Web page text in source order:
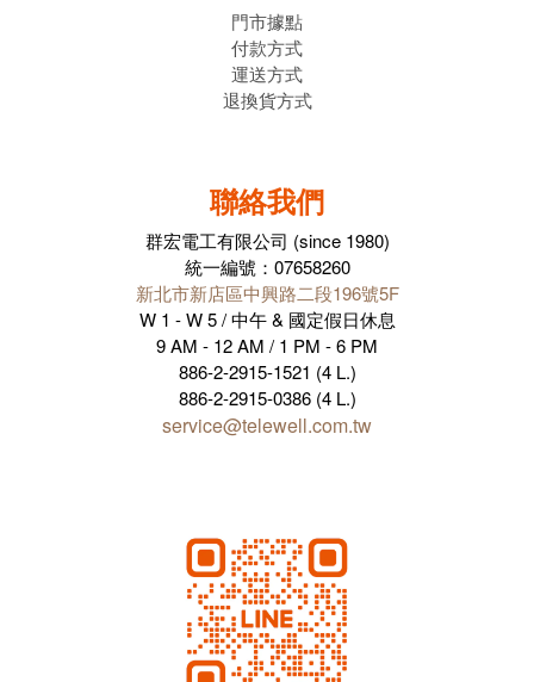
門市據點
付款方式
運送方式
退換貨方式
聯絡我們
群宏電工有限公司 (since 1980)
統一編號：07658260
新北市新店區中興路二段196號5F
W 1 - W 5 / 中午 & 國定假日休息
9 AM - 12 AM / 1 PM - 6 PM
886-2-2915-1521 (4 L.)
886-2-2915-0386 (4 L.)
service@telewell.com.tw